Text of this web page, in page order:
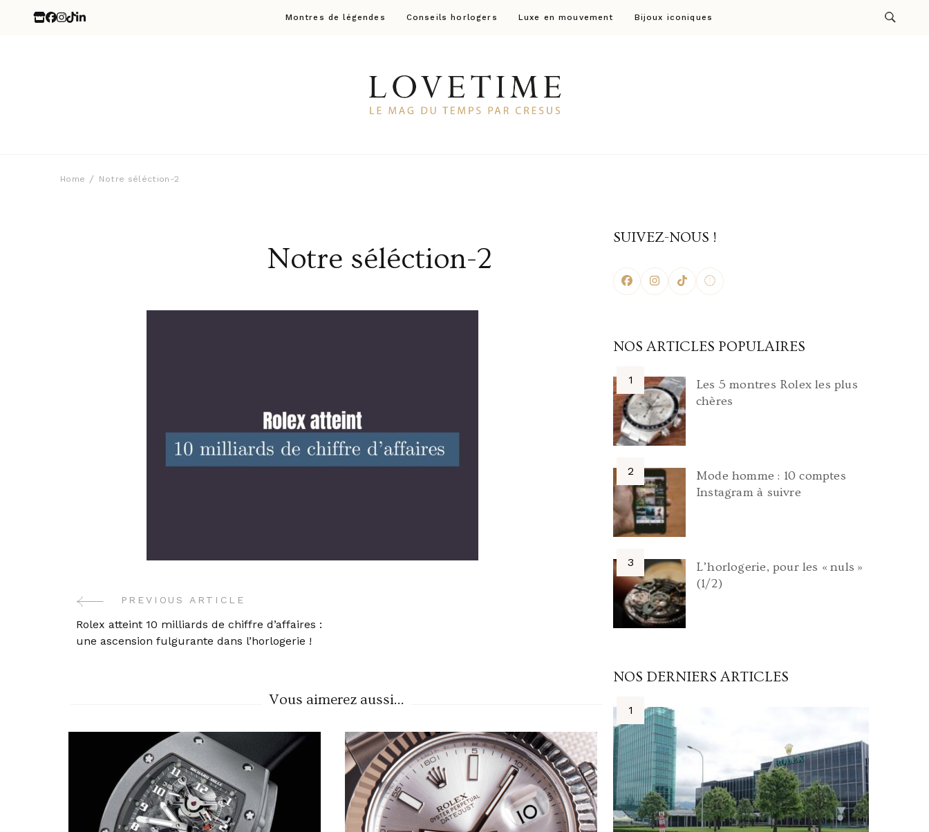
Montres de légendes Conseils horlogers Luxe en mouvement Bijoux iconiques
Home Notre séléction-2
Notre séléction-2
Post
Navigation
PREVIOUS ARTICLE
Rolex atteint 10 milliards de chiffre d’affaires :
une ascension fulgurante dans l’horlogerie !
Vous aimerez aussi...
SUIVEZ-NOUS !
NOS ARTICLES POPULAIRES
Les 5 montres Rolex les plus
chères
Mode homme : 10 comptes
Instagram à suivre
L’horlogerie, pour les « nuls »
(1/2)
NOS DERNIERS ARTICLES